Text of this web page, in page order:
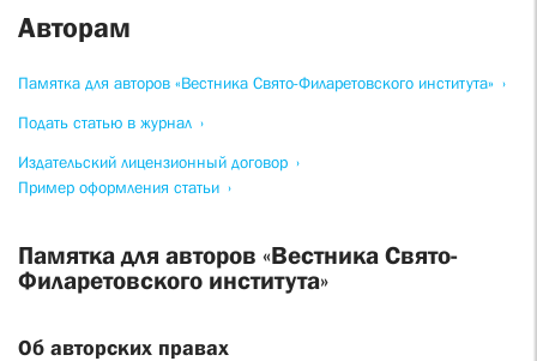
Авторам
Памятка для авторов «Вестника Свято-Филаретовского института»
Подать статью в журнал
Издательский лицензионный договор
Пример оформления статьи
Памятка для авторов «Вестника Свято-
Филаретовского института»
Об авторских правах